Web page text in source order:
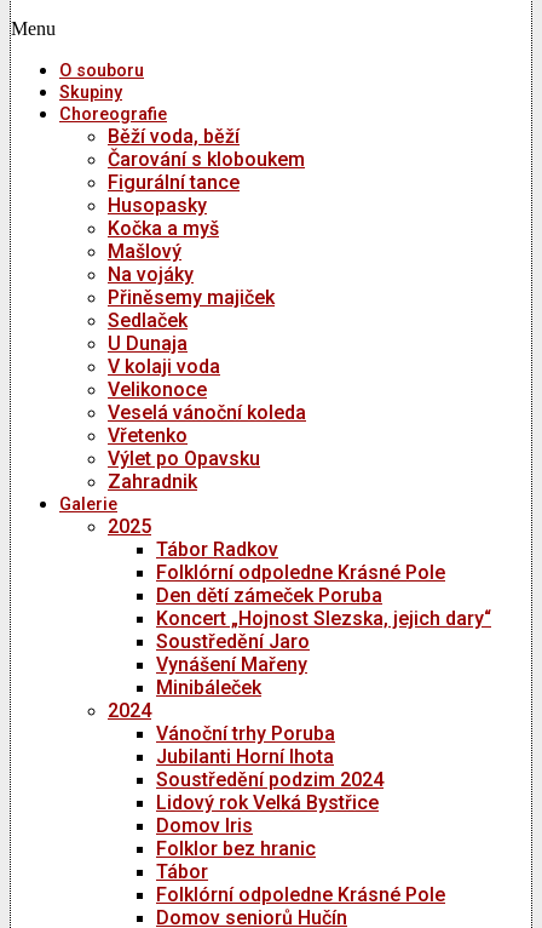
Menu
O souboru
Skupiny
Choreografie
Běží voda, běží
Čarování s kloboukem
Figurální tance
Husopasky
Kočka a myš
Mašlový
Na vojáky
Přiněsemy majiček
Sedlaček
U Dunaja
V kolaji voda
Velikonoce
Veselá vánoční koleda
Vřetenko
Výlet po Opavsku
Zahradnik
Galerie
2025
Tábor Radkov
Folklórní odpoledne Krásné Pole
Den dětí zámeček Poruba
Koncert „Hojnost Slezska, jejich dary“
Soustředění Jaro
Vynášení Mařeny
Minibáleček
2024
Vánoční trhy Poruba
Jubilanti Horní lhota
Soustředění podzim 2024
Lidový rok Velká Bystřice
Domov Iris
Folklor bez hranic
Tábor
Folklórní odpoledne Krásné Pole
Domov seniorů Hučín